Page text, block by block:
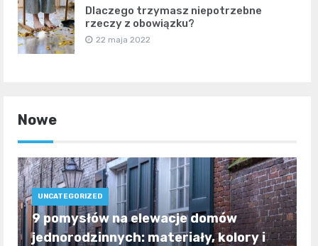
Dlaczego trzymasz niepotrzebne
rzeczy z obowiązku?
22 maja 2022
Nowe
UNCATEGORIZED
9 pomysłów na elewacje domów
jednorodzinnych: materiały, kolory i